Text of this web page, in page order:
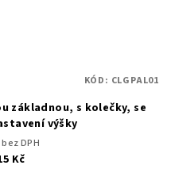
základnou, s kolečky, se
výšky
DPH
Kč
KÓD: CLGPAL01